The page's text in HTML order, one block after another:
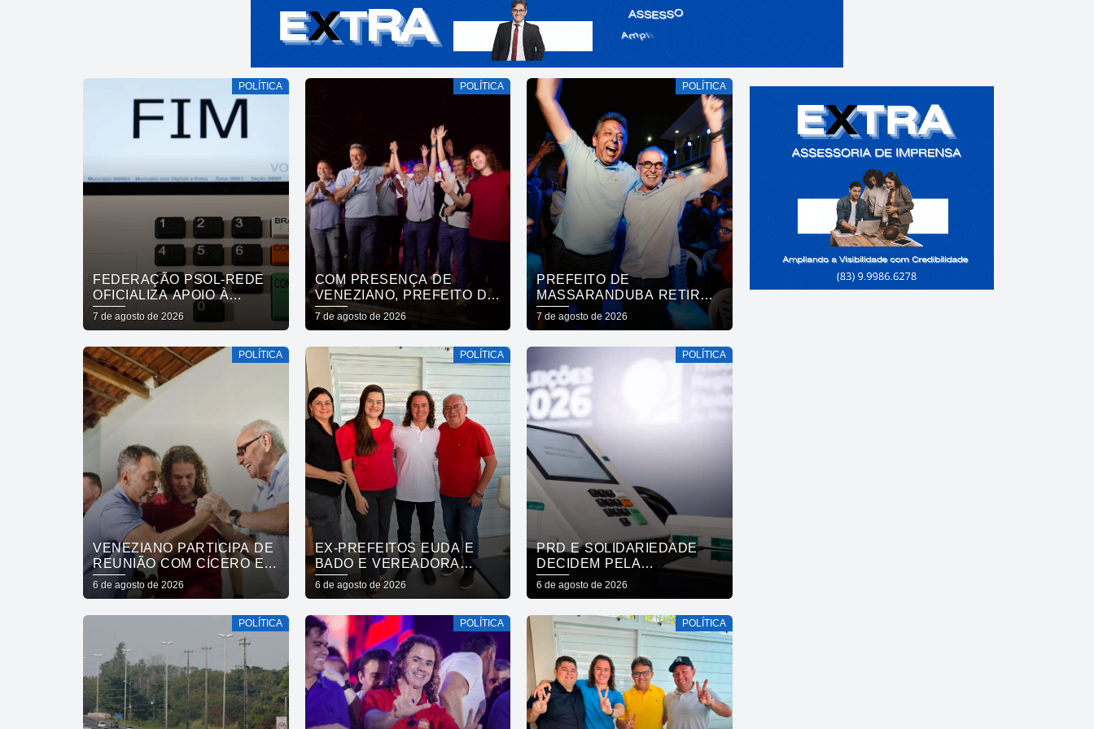
POLÍTICA
FEDERAÇÃO PSOL-REDE
OFICIALIZA APOIO À
CANDIDATURA DE LULA À
REELEIÇÃO
7 de agosto de 2026
POLÍTICA
COM PRESENÇA DE
VENEZIANO, PREFEITO DE
MASSARANDUBA REÚNE
POPULAÇÃO E ANUNCIA
7 de agosto de 2026
POLÍTICA
PREFEITO DE
MASSARANDUBA RETIRA
APOIO A LUCAS RIBEIRO E
ANUNCIA VOTO EM
7 de agosto de 2026
POLÍTICA
VENEZIANO PARTICIPA DE
REUNIÃO COM CÍCERO E
FÁBIO RAMALHO E
AFIRMA: “NÃO ESTAMOS
MOSTRANDO TRABALHO
6 de agosto de 2026
POLÍTICA
EX-PREFEITOS EUDA E
BADO E VEREADORA
MARINA VENÂNCIO, DE
CUITÉ, REAFIRMAM APOIO
ANDRÉ GADELHA
6 de agosto de 2026
POLÍTICA
PRD E SOLIDARIEDADE
DECIDEM PELA
NEUTRALIDADE NA
ELEIÇÃO PRESIDENCIAL
6 de agosto de 2026
POLÍTICA POLÍTICA POLÍTICA